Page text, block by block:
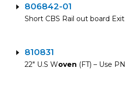
806842-01
Short CBS Rail out board Exit
810831
22″ U.S Woven (FT) – Use